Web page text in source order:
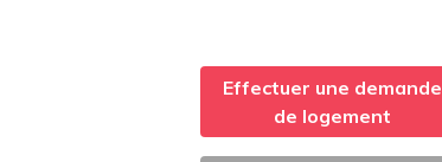
Effectuer une demande
de logement